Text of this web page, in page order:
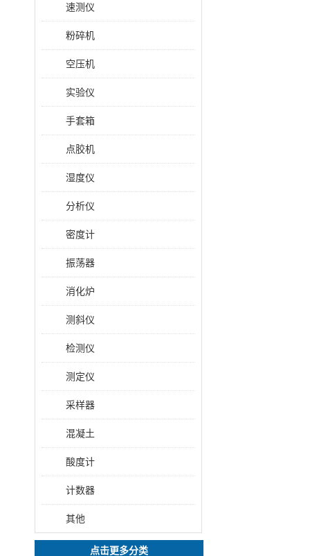
速测仪
粉碎机
空压机
实验仪
手套箱
点胶机
湿度仪
分析仪
密度计
振荡器
消化炉
测斜仪
检测仪
测定仪
采样器
混凝土
酸度计
计数器
其他
点击更多分类